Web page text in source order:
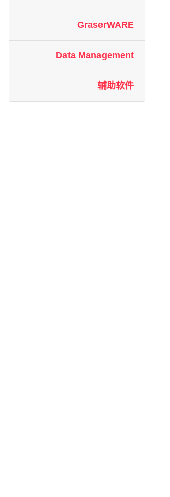
GraserWARE
Data Management
辅助软件